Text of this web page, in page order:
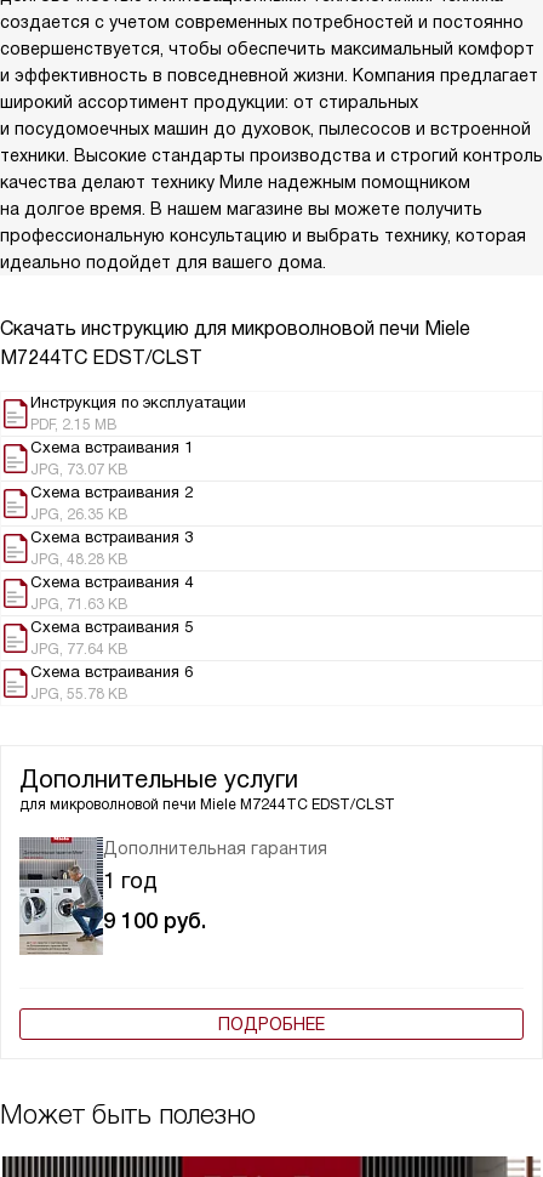
создается с учетом современных потребностей и постоянно
совершенствуется, чтобы обеспечить максимальный комфорт
и эффективность в повседневной жизни. Компания предлагает
широкий ассортимент продукции: от стиральных
и посудомоечных машин до духовок, пылесосов и встроенной
техники. Высокие стандарты производства и строгий контроль
качества делают технику Миле надежным помощником
на долгое время. В нашем магазине вы можете получить
профессиональную консультацию и выбрать технику, которая
идеально подойдет для вашего дома.
Скачать инструкцию для микроволновой печи Miele
M7244TC EDST/CLST
Инструкция по эксплуатации
PDF, 2.15 MB
Схема встраивания 1
JPG, 73.07 KB
Схема встраивания 2
JPG, 26.35 KB
Схема встраивания 3
JPG, 48.28 KB
Схема встраивания 4
JPG, 71.63 KB
Схема встраивания 5
JPG, 77.64 KB
Схема встраивания 6
JPG, 55.78 KB
Дополнительные услуги
для микроволновой печи Miele M7244TC EDST/CLST
Дополнительная гарантия
1 год
9 100 руб.
ПОДРОБНЕЕ
Может быть полезно